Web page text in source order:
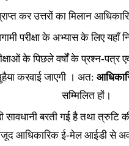
कर उत्तरों का मिलान
परीक्षा के अभ्‍यास के लिए यहॉं
के पिछले वर्षों के प्रश्‍न-
करवाई जाएगी । अत:
स‍म्मिलित हों।
सावधानी बरती गई है तथा
आधिकारिक ई-मेल आईडी से